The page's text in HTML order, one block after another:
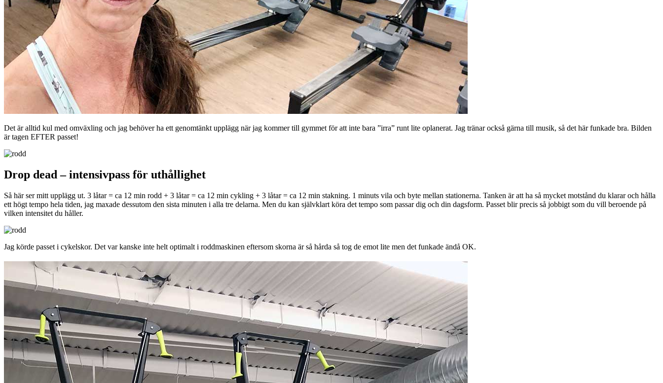
Det är alltid kul med omväxling och jag behöver ha ett genomtänkt upplägg när jag kommer till gymmet för att inte bara ”irra” runt lite oplanerat. Jag tränar också gärna till musik, så det här funkade bra. Bilden
är tagen EFTER passet!
Drop dead – intensivpass för uthållighet
Så här ser mitt upplägg ut. 3 låtar = ca 12 min rodd + 3 låtar = ca 12 min cykling + 3 låtar = ca 12 min stakning. 1 minuts vila och byte mellan stationerna. Tanken är att ha så mycket motstånd du klarar och hålla
ett högt tempo hela tiden, jag maxade dessutom den sista minuten i alla tre delarna. Men du kan självklart köra det tempo som passar dig och din dagsform. Passet blir precis så jobbigt som du vill beroende på
vilken intensitet du håller.
Jag körde passet i cykelskor. Det var kanske inte helt optimalt i roddmaskinen eftersom skorna är så hårda så tog de emot lite men det funkade ändå OK.